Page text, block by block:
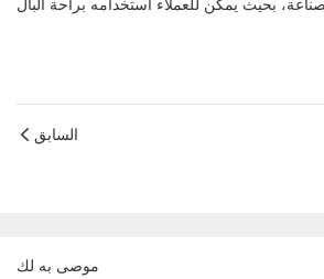
السابق
موصى به لك